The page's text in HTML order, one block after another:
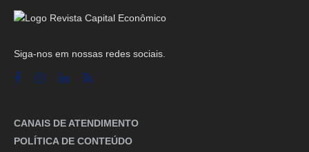
Siga-nos em nossas redes sociais.
CANAIS DE ATENDIMENTO
POLÍTICA DE CONTEÚDO